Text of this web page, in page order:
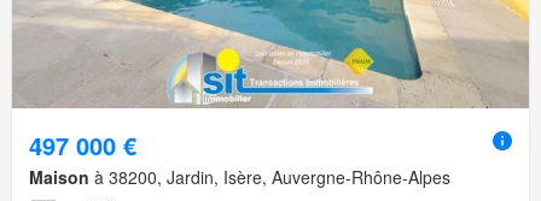
497 000 €
Maison à 38200, Jardin, Isère, Auvergne-Rhône-Alpes